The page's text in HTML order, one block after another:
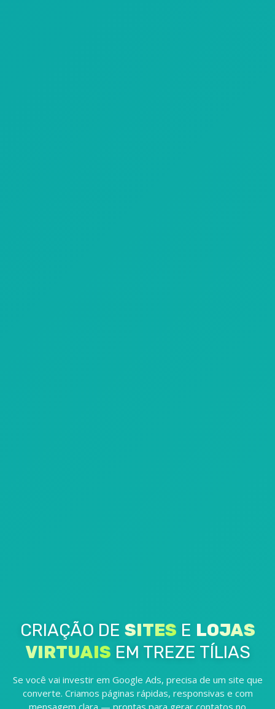
CRIAÇÃO DE SITES E LOJAS
VIRTUAIS EM TREZE TÍLIAS
Se você vai investir em Google Ads, precisa de um site que
converte. Criamos páginas rápidas, responsivas e com
mensagem clara — prontas para gerar contatos no